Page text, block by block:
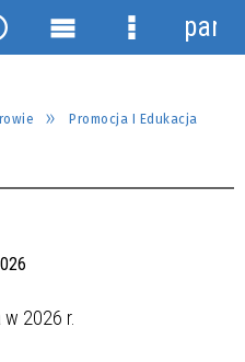
Promocja I Edukacja
2026 r.
Menu Menu
panel